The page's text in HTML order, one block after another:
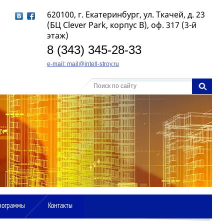
620100, г. Екатеринбург, ул. Ткачей, д. 23
(БЦ Clever Park, корпус B), оф. 317 (3-й
этаж)
8 (343) 345-28-33
e-mail: mail@intell-stroy.ru
Контакты